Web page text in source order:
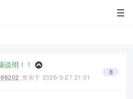
8
说明！！
发布于 2026-5-27 21:01